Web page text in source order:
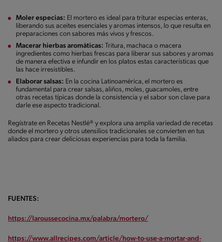
Moler especias: El mortero es ideal para triturar especias enteras,
liberando sus aceites esenciales y aromas intensos, lo que resulta en
preparaciones con sabores más vivos y frescos.
Macerar hierbas aromáticas: Tritura, machaca o macera
ingredientes como hierbas frescas para liberar sus sabores y aromas
de manera efectiva e infundir en los platos estas características que
las hace irresistibles.
Elaborar salsas: En la cocina Latinoamérica, el mortero es
fundamental para crear salsas, aliños, moles, guacamoles, entre
otras recetas típicas donde la consistencia y el sabor son clave para
darle ese aspecto tradicional.
Regístrate en Recetas Nestlé® y explora una amplia variedad de recetas
donde el mortero y otros utensilios tradicionales se convierten en tus
aliados para crear deliciosas experiencias para toda la familia.
FUENTES:
https://laroussecocina.mx/palabra/mortero/
https://www.allrecipes.com/article/how-to-use-a-mortar-and-